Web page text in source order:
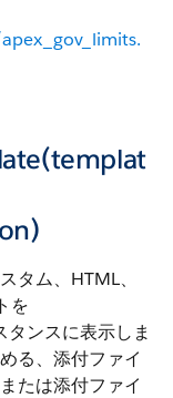
タム、HTML、
を
タンスに表示しま
る、添付ファイ
たは添付ファイ